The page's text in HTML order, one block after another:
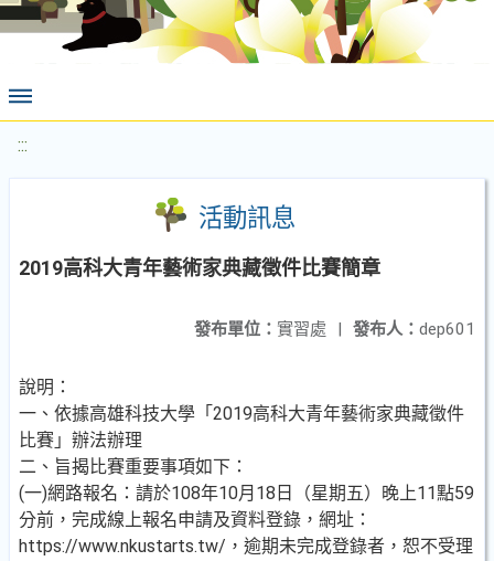
:::
活動訊息
2019高科大青年藝術家典藏徵件比賽簡章
發布人： dep601
發布單位： 實習處 |
說明：
一、依據高雄科技大學「2019高科大青年藝術家典藏徵件
比賽」辦法辦理
二、旨揭比賽重要事項如下：
(一)網路報名：請於108年10月18日（星期五）晚上11點59
分前，完成線上報名申請及資料登錄，網址：
https://www.nkustarts.tw/，逾期未完成登錄者，恕不受理